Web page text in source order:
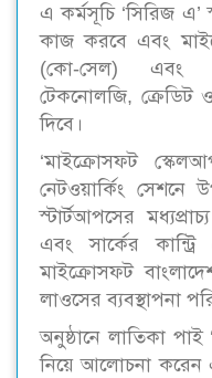
এ কর্মসূচি ‘সিরিজ এ’
কাজ করবে এবং
(কো-সেল) এবং
টেকনোলজি, ক্রেডিট
দিবে।
‘মাইক্রোসফট
নেটওয়ার্কিং সেশনে
স্টার্টআপসের
এবং সার্কের
মাইক্রোসফট
লাওসের ব্যবস্থাপনা
অনুষ্ঠানে লাতিকা
নিয়ে আলোচনা করেন